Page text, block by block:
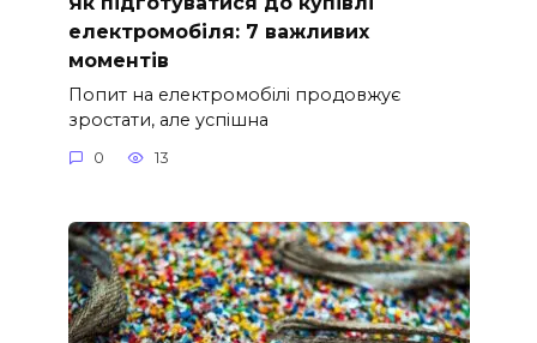
електромобіля: 7 важливих
моментів
Попит на електромобілі продовжує
зростати, але успішна
0 13